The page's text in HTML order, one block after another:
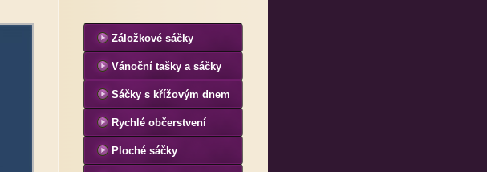
Záložkové sáčky
Vánoční tašky a sáčky
Sáčky s křížovým dnem
Rychlé občerstvení
Ploché sáčky